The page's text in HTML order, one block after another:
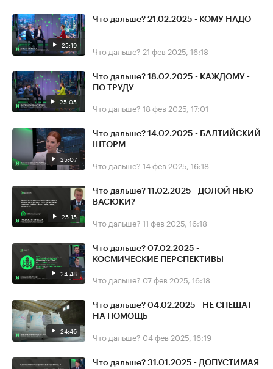
25:19
Что дальше? 21.02.2025 - КОМУ НАДО
Что дальше? 21 фев 2025, 16:18
25:05
Что дальше? 18.02.2025 - КАЖДОМУ -
ПО ТРУДУ
Что дальше? 18 фев 2025, 17:01
25:07
Что дальше? 14.02.2025 - БАЛТИЙСКИЙ
ШТОРМ
Что дальше? 14 фев 2025, 16:18
25:15
Что дальше? 11.02.2025 - ДОЛОЙ НЬЮ-
ВАСЮКИ?
Что дальше? 11 фев 2025, 16:18
24:48
Что дальше? 07.02.2025 -
КОСМИЧЕСКИЕ ПЕРСПЕКТИВЫ
Что дальше? 07 фев 2025, 16:18
24:46
Что дальше? 04.02.2025 - НЕ СПЕШАТ
НА ПОМОЩЬ
Что дальше? 04 фев 2025, 16:19
Что дальше? 31.01.2025 - ДОПУСТИМАЯ